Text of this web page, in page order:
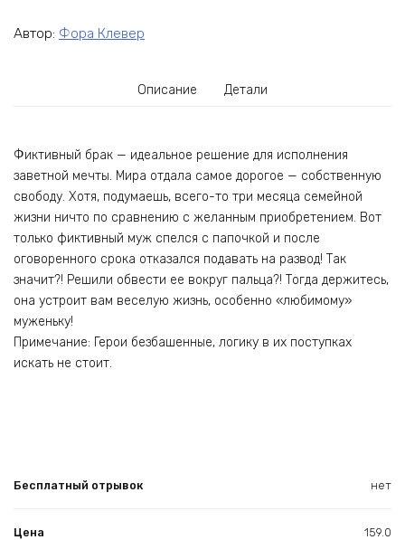
Автор: Фора Клевер
Описание Детали
Фиктивный брак — идеальное решение для исполнения
заветной мечты. Мира отдала самое дорогое — собственную
свободу. Хотя, подумаешь, всего-то три месяца семейной
жизни ничто по сравнению с желанным приобретением. Вот
только фиктивный муж спелся с папочкой и после
оговоренного срока отказался подавать на развод! Так
значит?! Решили обвести ее вокруг пальца?! Тогда держитесь,
она устроит вам веселую жизнь, особенно «любимому»
муженьку!
Примечание: Герои безбашенные, логику в их поступках
искать не стоит.
Бесплатный отрывок нет
Цена 159.0